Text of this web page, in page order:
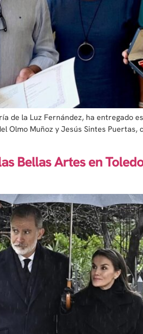
de la Luz Fernández, ha entregado
Olmo Muñoz y Jesús Sintes
Bellas Artes en